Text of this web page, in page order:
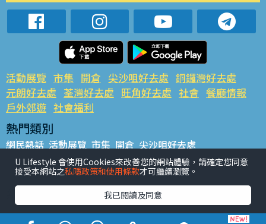
活動展覽 市集 開倉 尖沙咀好去處 銅鑼灣好去處
元朗好去處 荃灣好去處 旺角好去處 社會 餐廳情報
戶外郊遊 社會福利
熱門類別
網民熱話 活動展覽 市集 開倉 尖沙咀好去處
銅鑼灣好去處 元朗好去處 荃灣好去處 旺角好去處 社會
餐廳情報 戶外郊遊
熱門標籤
#UGO搵好去處 #人氣活動推介 #美食社群熱話
U Lifestyle 會使用Cookies來改善您的網站體驗，請確定您同意
接受本網站之私隱政策和使用條款才可繼續瀏覽。
我已閱讀及同意